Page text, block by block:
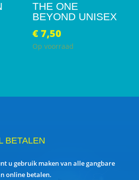
THE ONE
BEYOND UNISEX
€7,50
Op voorraad
BETALEN
u gebruik maken van alle gangbare
online betalen.